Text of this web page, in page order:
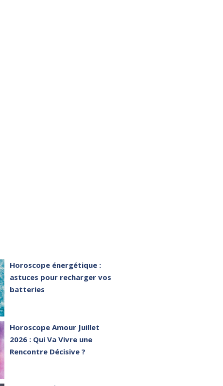
Horoscope énergétique :
astuces pour recharger vos
batteries
Horoscope Amour Juillet
2026 : Qui Va Vivre une
Rencontre Décisive ?